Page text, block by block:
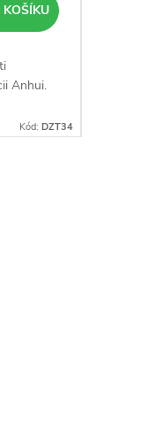
KOŠÍKU
Anhui.
Kód: DZT34